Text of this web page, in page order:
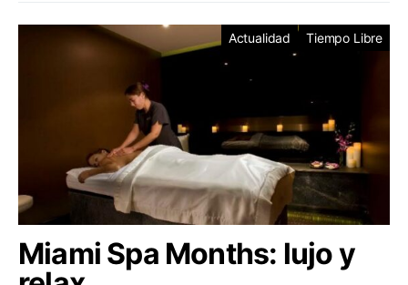
Actualidad Tiempo Libre
Miami Spa Months: lujo y